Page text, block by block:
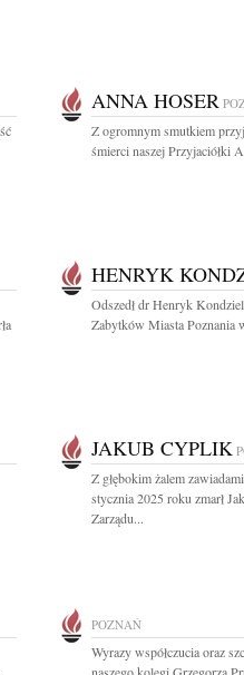
ANNA HOSER
Z ogromnym smutkiem
śmierci naszej Przyjaciółki
HENRYK
Odszedł dr Henryk
Zabytków Miasta Poznania
JAKUB CYPLIK
Z głębokim żalem
stycznia 2025 roku zmarł
Zarządu...
POZNAŃ
Wyrazy współczucia oraz